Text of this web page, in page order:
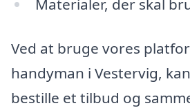
Materialer, der skal
Ved at bruge vores
handyman i Vestervig,
bestille et tilbud og